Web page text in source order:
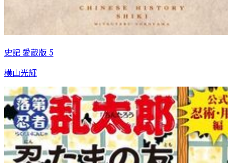
史記 愛蔵版 5
横山光輝